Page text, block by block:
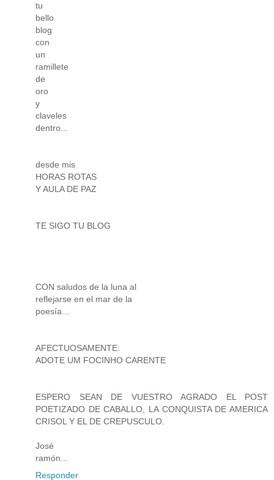
tu
bello
blog
con
un
ramillete
de
oro
y
claveles
dentro...
desde mis
HORAS ROTAS
Y AULA DE PAZ
TE SIGO TU BLOG
CON saludos de la luna al
reflejarse en el mar de la
poesía...
AFECTUOSAMENTE:
ADOTE UM FOCINHO CARENTE
ESPERO SEAN DE VUESTRO AGRADO EL POST
POETIZADO DE CABALLO, LA CONQUISTA DE AMERICA
CRISOL Y EL DE CREPUSCULO.
José
ramón...
Responder